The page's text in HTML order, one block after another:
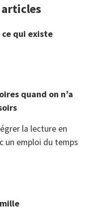
ce qui existe
quand on n’a
la lecture en
un emploi du temps